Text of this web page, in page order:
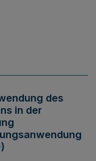
des
in der